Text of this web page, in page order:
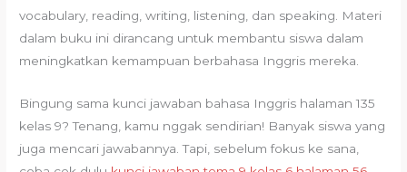
vocabulary, reading, writing, listening, dan speaking. Materi
dalam buku ini dirancang untuk membantu siswa dalam
meningkatkan kemampuan berbahasa Inggris mereka.
Bingung sama kunci jawaban bahasa Inggris halaman 135
kelas 9? Tenang, kamu nggak sendirian! Banyak siswa yang
juga mencari jawabannya. Tapi, sebelum fokus ke sana,